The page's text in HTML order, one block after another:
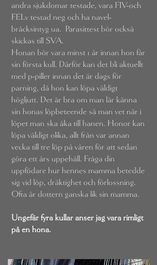
andra sjukdomar testade, vara FIV-och
FELv testad neg och ha navel-
bråcksintyg ua. Parasittest bör också
skickas till SVA.
Honan bör vara minst 1 år innan hon får
sin första kull. Därför kan det bli aktuellt
med p-piller innan det är dags för
parning, då hon kan löpa väldigt
högljutt. Det är bra om man lär känna
sin honas löpbeteende så man vet när i
löpet man ska åka till hanen. Honor kan
löpa väldigt olika, allt från var annan
vecka till tre löp på våren för att sedan
göra ett års uppehåll. Fråga din
uppfödare hur hennes mamma betedde
sig vid löp, dräktighet och förlossning.
Ofta är dottern ganska lik sin mamma.
Ungefär fyrakullar anser jag vara rimligt
på en hona.